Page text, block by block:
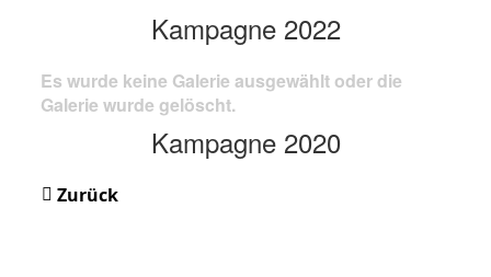
Kampagne 2022
Es wurde keine Galerie ausgewählt oder die
Galerie wurde gelöscht.
Kampagne 2020
Zurück